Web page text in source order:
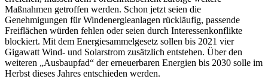
Maßnahmen getroffen werden. Schon jetzt seien die
Genehmigungen für Windenergieanlagen rückläufig, passende
Freiflächen würden fehlen oder seien durch Interessenkonflikte
blockiert. Mit dem Energiesammelgesetz sollen bis 2021 vier
Gigawatt Wind- und Solarstrom zusätzlich entstehen. Über den
weiteren „Ausbaupfad“ der erneuerbaren Energien bis 2030 solle im
Herbst dieses Jahres entschieden werden.